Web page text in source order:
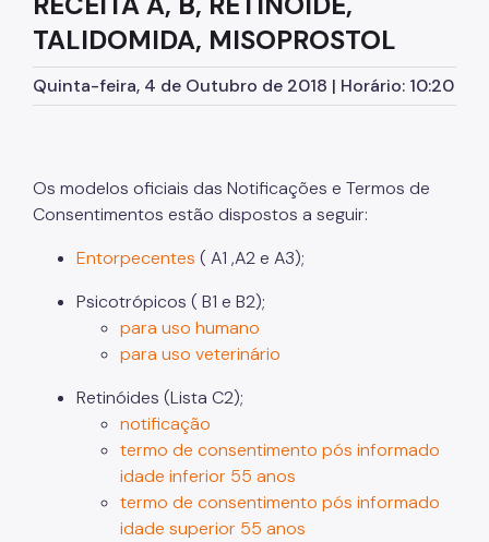
Queixa Técnica de Produtos
Tabaco
Certificação de Boas Práticas / ANVISA
Abertura e Encerramento de livros de Ópticas
Medicamentos
Medicamentos sujeitos a controle especial
Descarte de medicamentos
Laboratório de Controle de Qualidade em Saúde
Documentos Técnicos
Licença Sanitária - CMVS
Guias Técnicos
TALIDOMIDA, MISOPROSTOL
Quinta-feira, 4 de Outubro de 2018 | Horário: 10:20
Os modelos oficiais das Notificações e Termos de
Consentimentos estão dispostos a seguir:
Entorpecentes ( A1 ,A2 e A3);
Psicotrópicos ( B1 e B2);
para uso humano
para uso veterinário
Retinóides (Lista C2);
notificação
termo de consentimento pós informado
idade inferior 55 anos
termo de consentimento pós informado
idade superior 55 anos